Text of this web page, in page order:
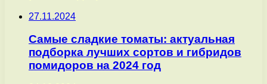
27.11.2024
Самые сладкие томаты: актуальная
подборка лучших сортов и гибридов
помидоров на 2024 год